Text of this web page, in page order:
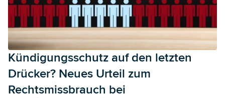
Kündigungsschutz auf den letzten
Drücker? Neues Urteil zum
Rechtsmissbrauch bei